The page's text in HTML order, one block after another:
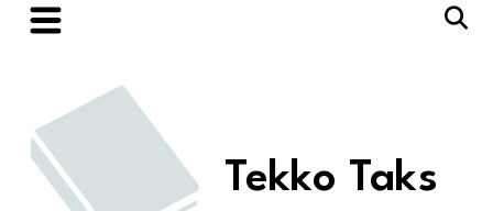
Tekko Taks